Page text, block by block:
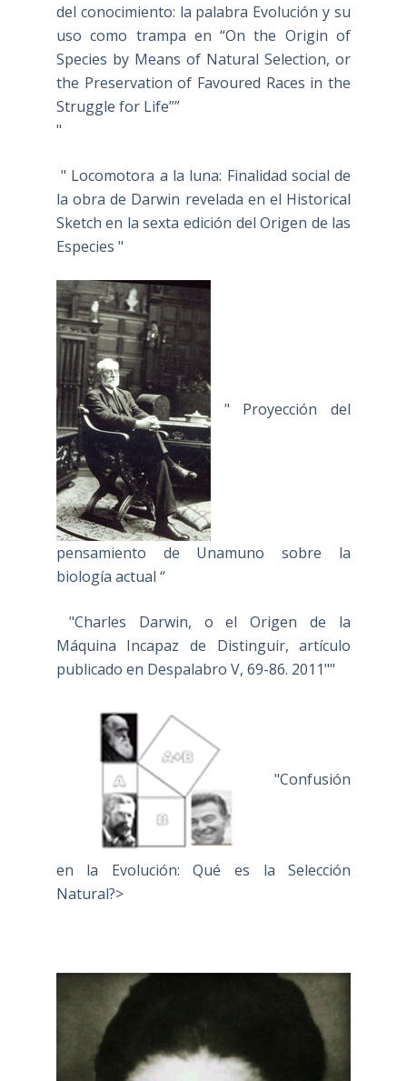
del conocimiento: la palabra Evolución y su
uso como trampa en “On the Origin of
Species by Means of Natural Selection, or
the Preservation of Favoured Races in the
Struggle for Life””
"
" Locomotora a la luna: Finalidad social de
la obra de Darwin revelada en el Historical
Sketch en la sexta edición del Origen de las
Especies "
" Proyección del
pensamiento de Unamuno sobre la
biología actual “
"Charles Darwin, o el Origen de la
Máquina Incapaz de Distinguir, artículo
publicado en Despalabro V, 69-86. 2011""
"Confusión
en la Evolución: Qué es la Selección
Natural?>